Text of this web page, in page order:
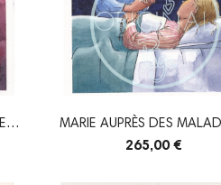
-
MARIE AUPRÈS DES
ORIGINAL
265,00 €